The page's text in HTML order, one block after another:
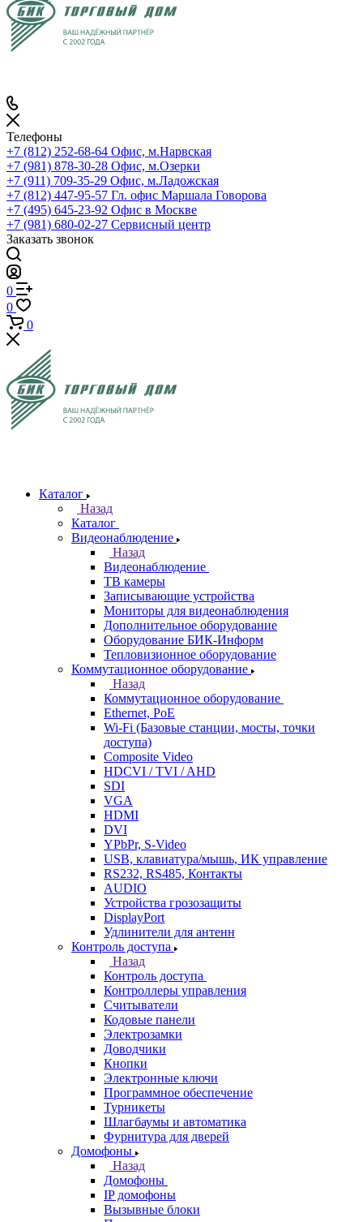
Телефоны
+7 (812) 252-68-64 Офис, м.Нарвская
+7 (981) 878-30-28 Офис, м.Озерки
+7 (911) 709-35-29 Офис, м.Ладожская
+7 (812) 447-95-57 Гл. офис Маршала Говорова
+7 (495) 645-23-92 Офис в Москве
+7 (981) 680-02-27 Сервисный центр
Заказать звонок
0
0
0
Каталог
Назад
Каталог
Видеонаблюдение
Назад
Видеонаблюдение
ТВ камеры
Записывающие устройства
Мониторы для видеонаблюдения
Дополнительное оборудование
Оборудование БИК-Информ
Тепловизионное оборудование
Коммутационное оборудование
Назад
Коммутационное оборудование
Ethernet, PoE
Wi-Fi (Базовые станции, мосты, точки
доступа)
Composite Video
HDCVI / TVI / AHD
SDI
VGA
HDMI
DVI
YPbPr, S-Video
USB, клавиатура/мышь, ИК управление
RS232, RS485, Контакты
AUDIO
Устройства грозозащиты
DisplayPort
Удлинители для антенн
Контроль доступа
Назад
Контроль доступа
Контроллеры управления
Считыватели
Кодовые панели
Электрозамки
Доводчики
Кнопки
Электронные ключи
Программное обеспечение
Турникеты
Шлагбаумы и автоматика
Фурнитура для дверей
Домофоны
Назад
Домофоны
IP домофоны
Вызывные блоки